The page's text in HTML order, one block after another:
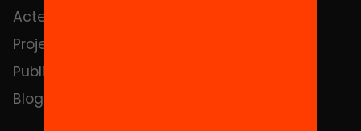
Actes
Projectes
Publicacions i vídeos
Blog